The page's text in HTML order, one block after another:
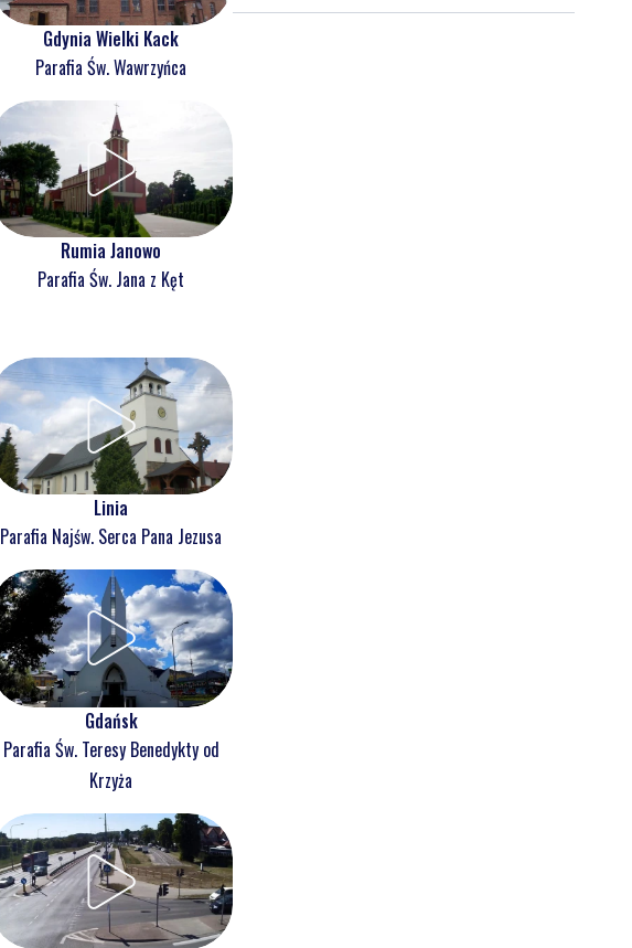
Gdynia Wielki Kack
Parafia Św. Wawrzyńca
Rumia Janowo
Parafia Św. Jana z Kęt
Linia
Parafia Najśw. Serca Pana Jezusa
Gdańsk
Parafia Św. Teresy Benedykty od
Krzyża